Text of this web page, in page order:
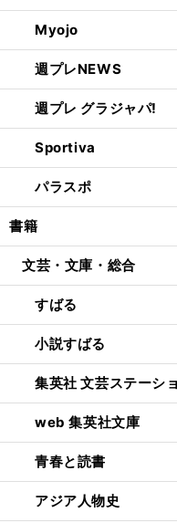
Myojo
週プレNEWS
週プレ グラジャパ!
Sportiva
パラスポ
書籍
文芸・文庫・総合
すばる
小説すばる
集英社 文芸ステーシ
web 集英社文庫
青春と読書
アジア人物史